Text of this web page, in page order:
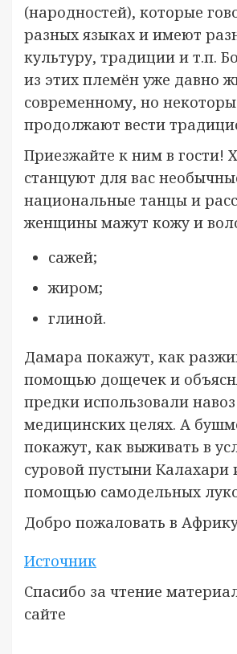
(народностей), которые
разных языках и имеют
культуру, традиции и т.п.
из этих племён уже давно
современному, но
продолжают вести
Приезжайте к ним в гости!
станцуют для вас
национальные танцы и
женщины мажут кожу и
сажей;
жиром;
глиной.
Дамара покажут, как
помощью дощечек и
предки использовали навоз
медицинских целях. А
покажут, как выживать в
суровой пустыни Калахари
помощью самодельных
Добро пожаловать в
Источник
Спасибо за чтение
сайте